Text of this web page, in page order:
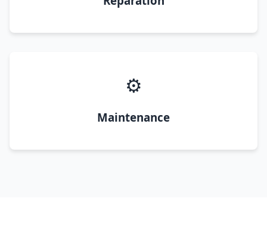
⚙️
Maintenance